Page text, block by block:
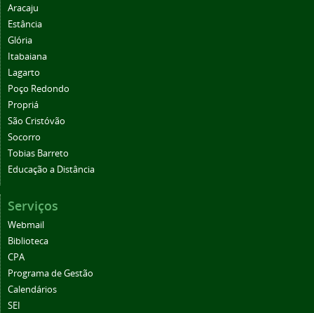
Aracaju
Estância
Glória
Itabaiana
Lagarto
Poço Redondo
Propriá
São Cristóvão
Socorro
Tobias Barreto
Educação a Distância
Serviços
Webmail
Biblioteca
CPA
Programa de Gestão
Calendários
SEI